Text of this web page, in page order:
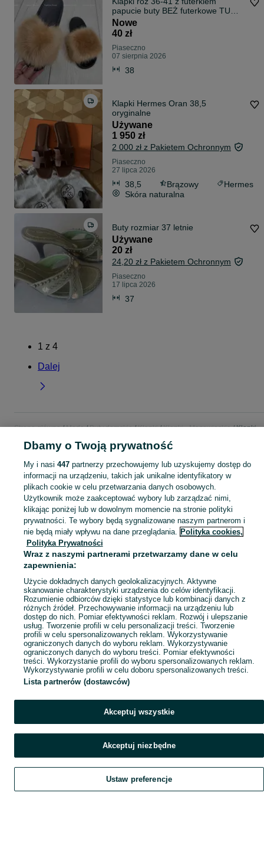
papucie buty BEŻ futerkowe TU
KUPUJESZ 38
Nowe
40 zł
Piaseczno
07 sierpnia 2026
38
Klapki Hermes Oran 38,5
oryginalne
Używane
1 950 zł
2 000 zł z Pakietem Ochronnym
Piaseczno
27 lipca 2026
38,5 Brązowy
Hermes
Skóra naturalna
Buty rozmiar 37 letnie
Używane
20 zł
24,20 zł z Pakietem Ochronnym
Piaseczno
17 lipca 2026
37
1 z 4
Dalej
Strona główna Moda Buty damskie Klapki Klapki - Mazowieckie
Klapki -
KATEGORIA
Szeroki wybór klapek damskich Piaseczno ▶️ skórzane, gumowe, na platformie i letnie ✅ Nowe i używane w atrakcyjnych cenach ✌ Znajdź oferty na OLX.pl! Zobacz
Mapa kategorii
Mapa miejscowości
Mapa ministron
Popularne wyszukiwania
Szukaj Obserwujesz Dodaj Czat Konto
Dbamy o Twoją prywatność
My i nasi 447partnerzy przechowujemy lub uzyskujemy dostęp do
informacji na urządzeniu, takich jak unikalne identyfikatory w
plikach cookie w celu przetwarzania danych osobowych.
Użytkownik może zaakceptować wybory lub zarządzać nimi,
klikając poniżej lub w dowolnym momencie na stronie polityki
prywatności. Te wybory będą sygnalizowane naszym partnerom i
nie będą miały wpływu na dane przeglądania. Polityka cookies,
Polityka Prywatności
Wraz z naszymi partnerami przetwarzamy dane w celu
zapewnienia:
Użycie dokładnych danych geolokalizacyjnych. Aktywne
skanowanie charakterystyki urządzenia do celów identyfikacji.
Rozumienie odbiorców dzięki statystyce lub kombinacji danych z
różnych źródeł. Przechowywanie informacji na urządzeniu lub
dostęp do nich. Pomiar efektywności reklam. Rozwój i ulepszanie
usług. Tworzenie profili w celu personalizacji treści. Tworzenie
profili w celu spersonalizowanych reklam. Wykorzystywanie
ograniczonych danych do wyboru reklam. Wykorzystywanie
ograniczonych danych do wyboru treści. Pomiar efektywności
treści. Wykorzystanie profili do wyboru spersonalizowanych reklam.
Wykorzystywanie profili w celu doboru spersonalizowanych treści.
Lista partnerów (dostawców)
Akceptuj wszystkie
Akceptuj niezbędne
Ustaw preferencje